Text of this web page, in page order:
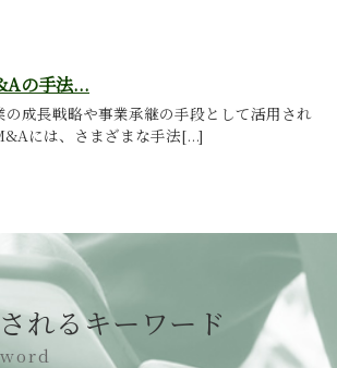
の手法...
の成長戦略や事業承継の手段として活用され
には、さまざまな手法[...]
れるキーワード